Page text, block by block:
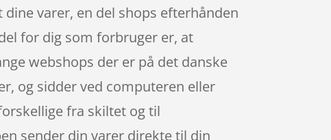
varer, en del shops efterhånden
for dig som forbruger er, at
webshops der er på det danske
og sidder ved computeren eller
fra skiltet og til
sender din varer direkte til din